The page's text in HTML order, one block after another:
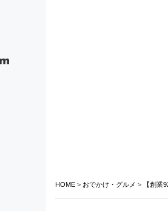
HOME > おでかけ・グルメ > 【創業